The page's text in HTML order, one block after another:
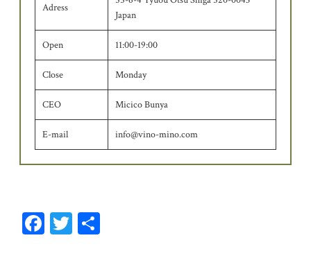
Adress
Japan
Open 11:00-19:00
Close Monday
CEO Micico Bunya
E-mail info@vino-mino.com
Fa T